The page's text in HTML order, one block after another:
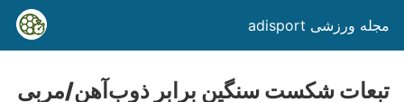
مجله ورزشی adisport
تبعات شکست سنگین برابر ذوب‌آهن/مربی